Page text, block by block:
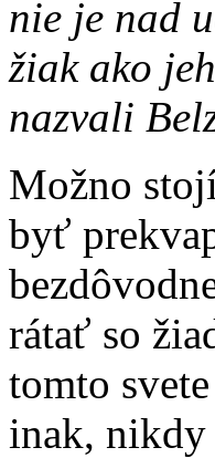
nie je nad
žiak ako
nazvali
Možno
byť
rátať so
tomto
inak, nikdy